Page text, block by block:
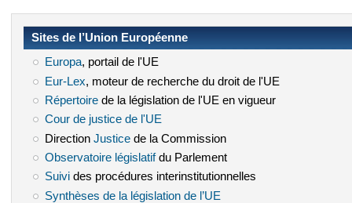
Sites de l’Union Européenne
Europa(le lien est externe)
, portail de l'UE
Eur-Lex (le lien est externe)
, moteur de recherche du droit de l'UE
Répertoire(le lien est externe)
de la législation de l'UE en vigueur
Cour de justice de l'UE
Direction Justice(le lien est externe)
de la Commission
Observatoire législatif(le lien est externe)
du Parlement
Suivi(le lien est externe)
des procédures interinstitutionnelles
Synthèses de la législation de l’UE